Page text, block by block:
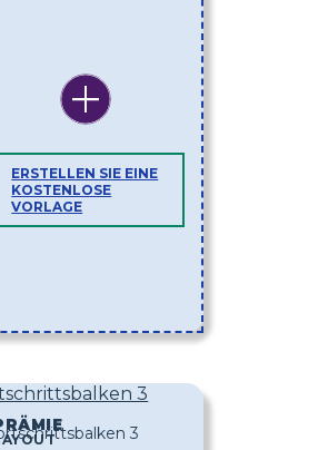
ERSTELLEN SIE EINE
KOSTENLOSE
VORLAGE
3